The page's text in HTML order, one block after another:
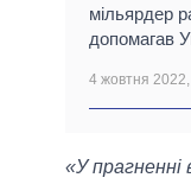
мільярдер
допомагав
4 жовтня
«У прагненні